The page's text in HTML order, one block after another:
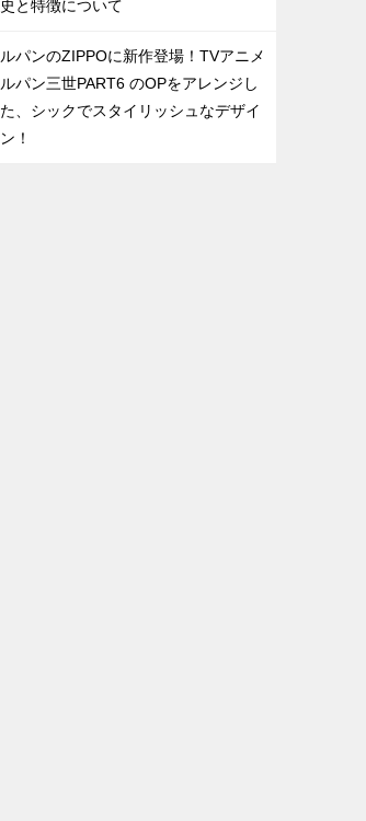
史と特徴について
ルパンのZIPPOに新作登場！TVアニメ
ルパン三世PART6 のOPをアレンジし
た、シックでスタイリッシュなデザイ
ン！